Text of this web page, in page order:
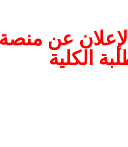
الإعلان عن
الكلية